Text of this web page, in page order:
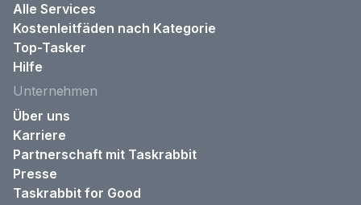
Alle Services
Kostenleitfäden nach Kategorie
Top-Tasker
Hilfe
Unternehmen
Über uns
Karriere
Partnerschaft mit Taskrabbit
Presse
Taskrabbit for Good